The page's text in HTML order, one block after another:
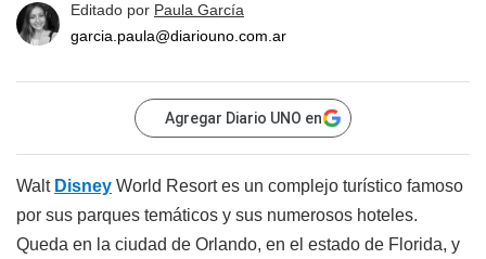
Editado por Paula García
garcia.paula@diariouno.com.ar
Agregar Diario UNO en
Walt Disney World Resort es un complejo turístico famoso
por sus parques temáticos y sus numerosos hoteles.
Queda en la ciudad de Orlando, en el estado de Florida, y